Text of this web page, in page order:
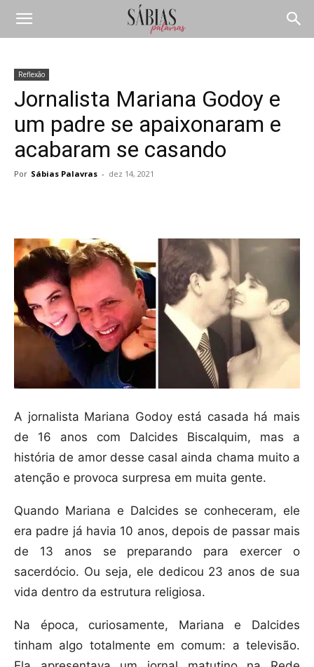
Reflexão
Jornalista Mariana Godoy e
um padre se apaixonaram e
acabaram se casando
Por Sábias Palavras - dez 14, 2021
A jornalista Mariana Godoy está casada há mais
de 16 anos com Dalcides Biscalquim, mas a
história de amor desse casal ainda chama muito a
atenção e provoca surpresa em muita gente.
Quando Mariana e Dalcides se conheceram, ele
era padre já havia 10 anos, depois de passar mais
de 13 anos se preparando para exercer o
sacerdócio. Ou seja, ele dedicou 23 anos de sua
vida dentro da estrutura religiosa.
Na época, curiosamente, Mariana e Dalcides
tinham algo totalmente em comum: a televisão.